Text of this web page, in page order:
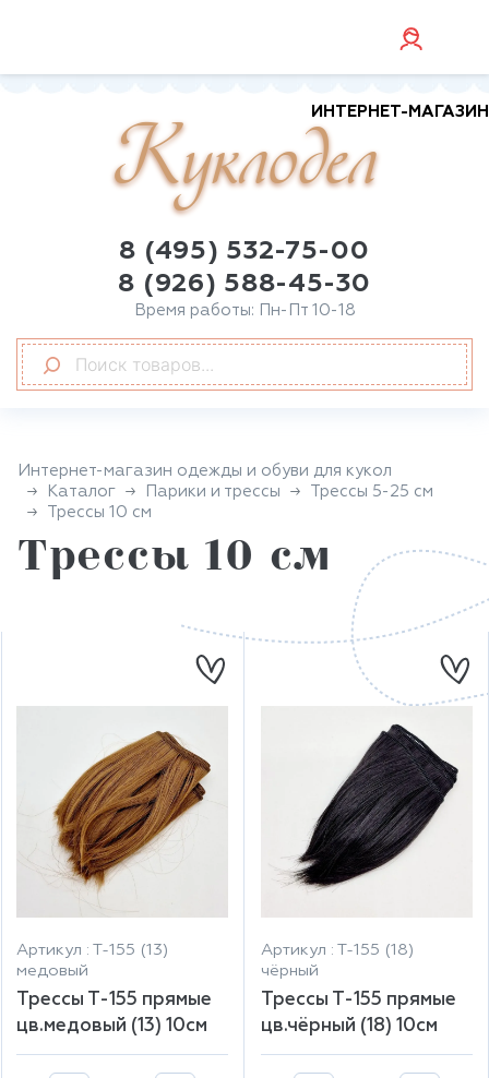
ИНТЕРНЕТ-МАГАЗИН
Куклодел
8 (495) 532-75-00
8 (926) 588-45-30
Время работы: Пн-Пт 10-18
Интернет-магазин одежды и обуви для кукол
Каталог
Парики и трессы
Трессы 5-25 см
Трессы 10 см
Трессы 10 см
Артикул : Т-155 (13)
медовый
Трессы Т-155 прямые
цв.медовый (13) 10см
Артикул : Т-155 (18)
чёрный
Трессы Т-155 прямые
цв.чёрный (18) 10см